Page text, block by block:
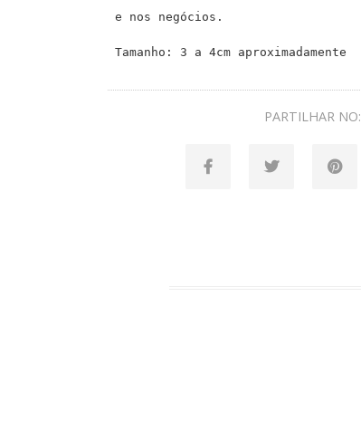
e nos negócios.
Tamanho: 3 a 4cm aproximadamente
PARTILHAR NO: